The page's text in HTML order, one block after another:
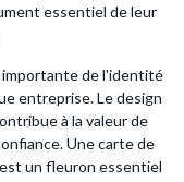
essentiel de leur
de l'identité
entreprise. Le design
à la valeur de
Une carte de
un fleuron essentiel